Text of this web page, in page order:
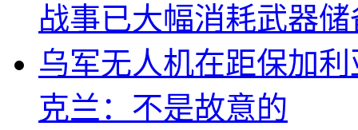
战事已大幅消耗武器储
乌军无人机在距保加
克兰：不是故意的